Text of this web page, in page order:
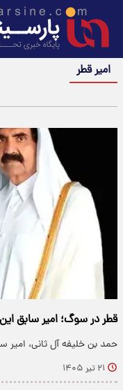
امیر قطر
قطر در سوگ؛ امیر سابق
حمد بن خلیفه آل ثانی، امیر سابق قطر
۲۱ تیر ۱۴۰۵